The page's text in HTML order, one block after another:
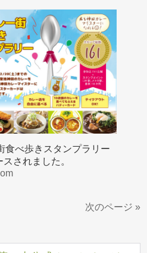
食べ歩きスタンプラリー
されました。
次のページ »